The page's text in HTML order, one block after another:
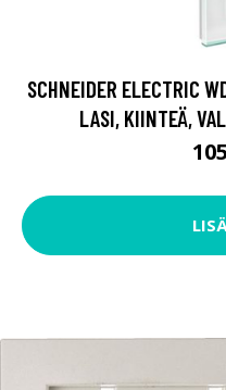
SCHNEIDER ELECTRIC
LASI, KIINTEÄ,